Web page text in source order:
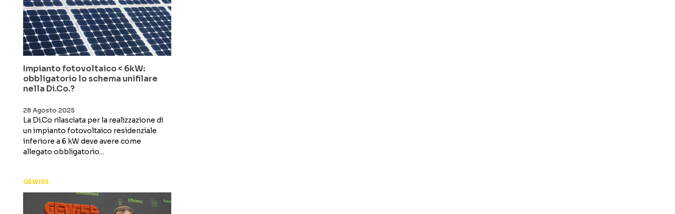
Impianto fotovoltaico < 6kW:
obbligatorio lo schema unifilare
nella Di.Co.?
28 Agosto 2025
La Di.Co rilasciata per la realizzazione di
un impianto fotovoltaico residenziale
inferiore a 6 kW deve avere come
allegato obbligatorio...
GEWISS